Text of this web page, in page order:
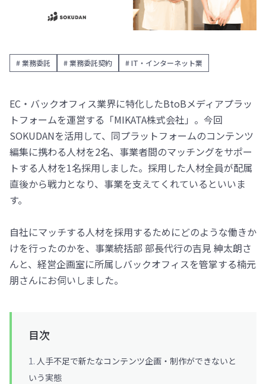
# 業務委託 # 業務委託契約 # IT・インターネット業
EC・バックオフィス業界に特化したBtoBメディアプラッ
トフォームを運営する「MIKATA株式会社」。今回
SOKUDANを活用して、同プラットフォームのコンテンツ
編集に携わる人材を2名、事業者間のマッチングをサポー
トする人材を1名採用しました。採用した人材全員が配属
直後から戦力となり、事業を支えてくれているといいま
す。
自社にマッチする人材を採用するためにどのような働きか
けを行ったのかを、事業統括部 部長代行の吉見 紳太朗さ
んと、経営企画室に所属しバックオフィスを管掌する楠元
朋さんにお伺いしました。
目次
人手不足で新たなコンテンツ企画・制作ができないと
いう実態